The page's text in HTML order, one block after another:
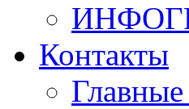
Контакты